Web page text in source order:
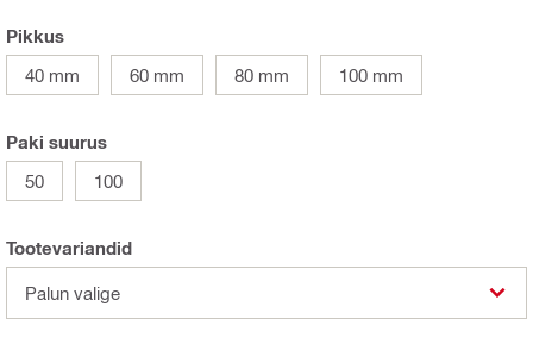
Pikkus
40 mm
60 mm 80 mm 100 mm
Paki suurus
50
100
Tootevariandid
Palun valige